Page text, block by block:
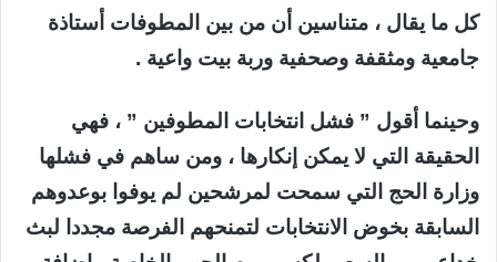
كل ما يقال ، متناسين أن من بين المطوفات أستاذة
جامعية ومثقفة وصحفية وربة بيت واعية .
وحينما أقول ” فشل انتخابات المطوفين ” ، فهي
الحقيقة التي لا يمكن إنكارها ، ومن ساهم في فشلها
وزارة الحج التي سمحت لمرشحين لم يوفوا بوعدوهم
السابقة بخوض الانتخابات لتمنحهم الفرصة مجددا لبث